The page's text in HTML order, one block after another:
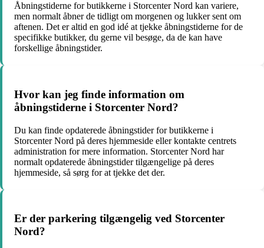
Åbningstiderne for butikkerne i Storcenter Nord kan variere,
men normalt åbner de tidligt om morgenen og lukker sent om
aftenen. Det er altid en god idé at tjekke åbningstiderne for de
specifikke butikker, du gerne vil besøge, da de kan have
forskellige åbningstider.
Hvor kan jeg finde information om
åbningstiderne i Storcenter Nord?
Du kan finde opdaterede åbningstider for butikkerne i
Storcenter Nord på deres hjemmeside eller kontakte centrets
administration for mere information. Storcenter Nord har
normalt opdaterede åbningstider tilgængelige på deres
hjemmeside, så sørg for at tjekke det der.
Er der parkering tilgængelig ved Storcenter
Nord?